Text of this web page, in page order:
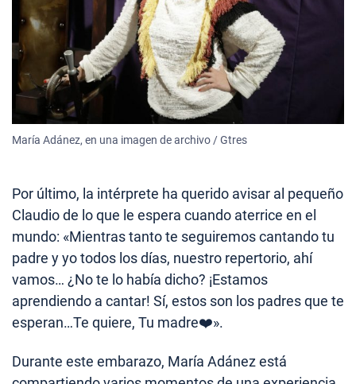
María Adánez, en una imagen de archivo / Gtres
Por último, la intérprete ha querido avisar al pequeño
Claudio de lo que le espera cuando aterrice en el
mundo: «Mientras tanto te seguiremos cantando tu
padre y yo todos los días, nuestro repertorio, ahí
vamos… ¿No te lo había dicho? ¡Estamos
aprendiendo a cantar! Sí, estos son los padres que te
esperan…Te quiere, Tu madre❤️».
Durante este embarazo, María Adánez está